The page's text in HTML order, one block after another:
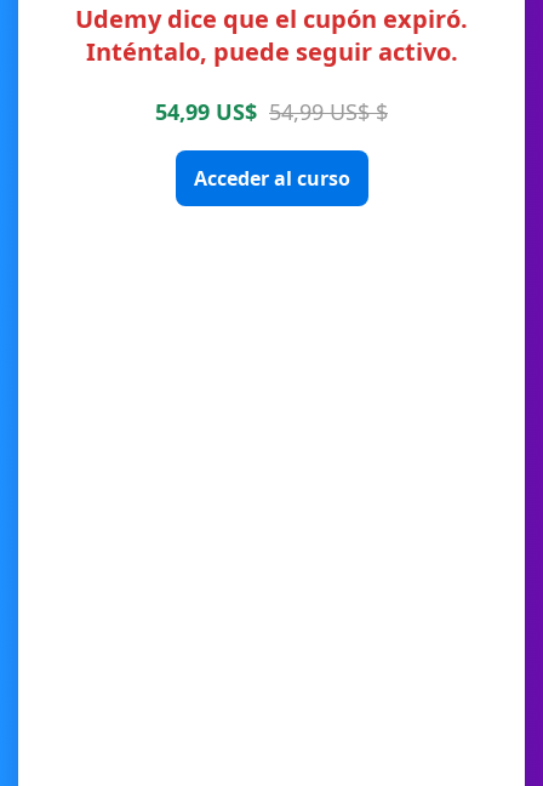
Udemy dice que el cupón expiró.
Inténtalo, puede seguir activo.
54,99 US$ 54,99 US$ $
Acceder al curso